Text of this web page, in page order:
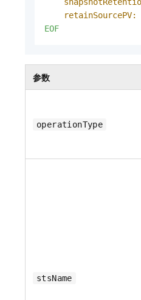
retainSourcePV:
EOF
参数
operationType
stsName